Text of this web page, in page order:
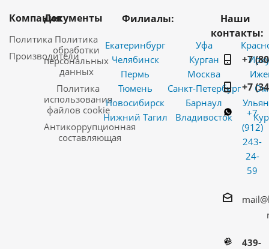
Компания
Политика
Производители
Документы
Политика
обработки
персональных
данных
Политика
использования
файлов cookie
Антикоррупционная
составляющая
Филиалы:
Екатеринбург
Челябинск
Пермь
Тюмень
Новосибирск
Нижний Тагил
Уфа
Курган
Москва
Санкт-Петербург
Барнаул
Владивосток
Наши
контакты:
+7
+7
+7
(912)
243-
24-
59
439-